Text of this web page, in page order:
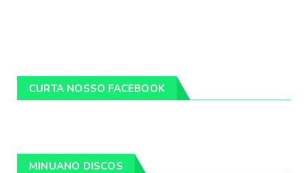
CURTA NOSSO FACEBOOK
MINUANO DISCOS